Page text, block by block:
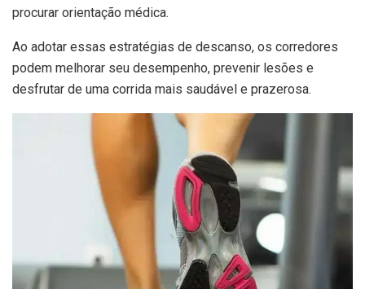
procurar orientação médica.
Ao adotar essas estratégias de descanso, os corredores
podem melhorar seu desempenho, prevenir lesões e
desfrutar de uma corrida mais saudável e prazerosa.